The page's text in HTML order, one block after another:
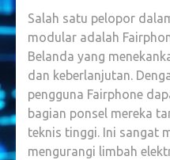
Salah satu pelopor
modular adalah
Belanda yang
dan keberlanjutan.
pengguna Fairphone
bagian ponsel mereka
teknis tinggi. Ini sangat
mengurangi limbah